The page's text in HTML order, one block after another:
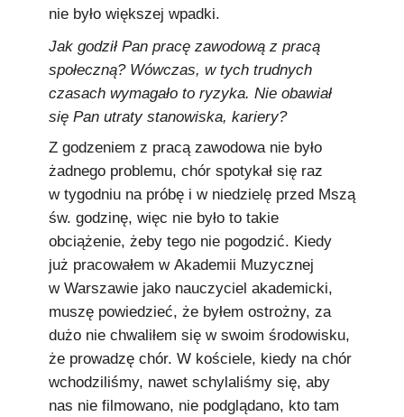
nie było większej wpadki.
Jak godził Pan pracę zawodową z pracą
społeczną? Wówczas, w tych trudnych
czasach wymagało to ryzyka. Nie obawiał
się Pan utraty stanowiska, kariery?
Z godzeniem z pracą zawodowa nie było
żadnego problemu, chór spotykał się raz
w tygodniu na próbę i w niedzielę przed Mszą
św. godzinę, więc nie było to takie
obciążenie, żeby tego nie pogodzić. Kiedy
już pracowałem w Akademii Muzycznej
w Warszawie jako nauczyciel akademicki,
muszę powiedzieć, że byłem ostrożny, za
dużo nie chwaliłem się w swoim środowisku,
że prowadzę chór. W kościele, kiedy na chór
wchodziliśmy, nawet schylaliśmy się, aby
nas nie filmowano, nie podglądano, kto tam